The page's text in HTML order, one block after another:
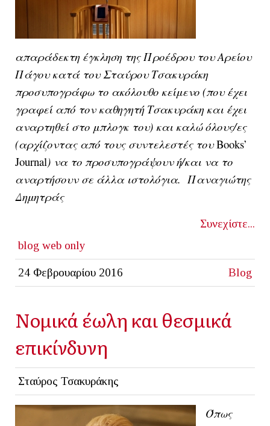
απαράδεκτη έγκληση της Προέδρου του Αρείου
Πάγου κατά του Σταύρου Τσακυράκη
προσυπογράφω το ακόλουθο κείμενο (που έχει
γραφεί από τον καθηγητή Τσακυράκη και έχει
αναρτηθεί στο μπλογκ του) και καλώ όλους/ες
(αρχίζοντας από τους συντελεστές τουBooks’
Journal) να το προσυπογράψουν ή/και να το
αναρτήσουν σε άλλα ιστολόγια. Παναγιώτης
Δημητράς
Συνεχίστε...
blog web only
24 Φεβρουαρίου 2016 Blog
Νομικά έωλη και θεσμικά
επικίνδυνη
Σταύρος Τσακυράκης
Όπως